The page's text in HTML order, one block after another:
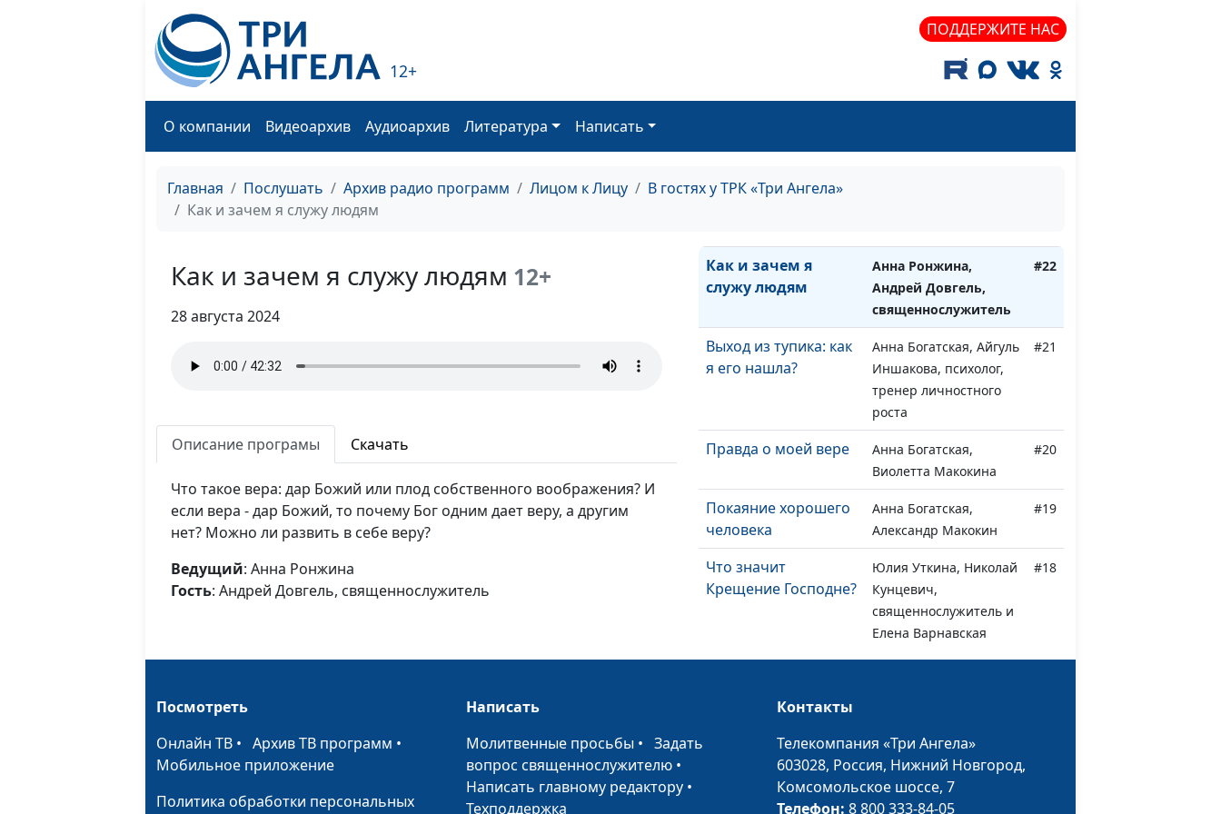
12+
ПОДДЕРЖИТЕ НАС
О компании Видеоархив Аудиоархив Литература Написать
Главная Послушать Архив радио программ Лицом к Лицу
В гостях у ТРК «Три Ангела»
Как и зачем я служу людям
Как и зачем я служу людям 12+
28 августа 2024
Описание програмы Скачать
Что такое вера: дар Божий или плод собственного воображения? И
если вера - дар Божий, то почему Бог одним дает веру, а другим
нет? Можно ли развить в себе веру?
Ведущий: Анна Ронжина
Гость: Андрей Довгель, священнослужитель
Анна Богатская, Юрий
Волобоев,
священнослужитель
#25
иначе
Варенова
Искусство жить в
Как и зачем я
служу людям
Анна Ронжина,
Андрей Довгель,
священнослужитель
#22
Выход из тупика: как
я его нашла?
Анна Богатская, Айгуль
Иншакова, психолог,
тренер личностного
роста
#21
Правда о моей вере
Анна Богатская,
Виолетта Макокина
#20
Покаяние хорошего
человека
Анна Богатская,
Александр Макокин
#19
Что значит
Крещение Господне?
Юлия Уткина, Николай
Кунцевич,
священнослужитель и
Елена Варнавская
#18
кафедры теологии
Заокского
университета
Посмотреть
Онлайн ТВ • Архив ТВ программ •
Мобильное приложение
Политика обработки персональных
Написать
Молитвенные просьбы •Задать
вопрос священнослужителю •
Написать главному редактору •
Техподдержка
Контакты
Телекомпания «Три Ангела»
603028, Россия, Нижний Новгород,
Комсомольское шоссе, 7
Телефон: 8 800 333-84-05